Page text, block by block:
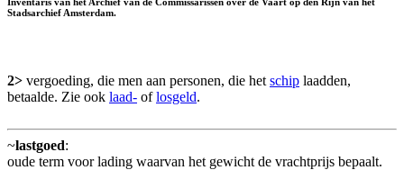
Stadsarchief Amsterdam.
2> vergoeding, die men aan personen, die het schip laadden,
betaalde. Zie ook laad- oflosgeld.
~lastgoed:
oude term voor lading waarvan het gewicht de vrachtprijs bepaalt.